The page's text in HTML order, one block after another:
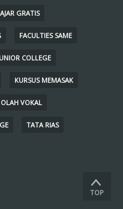
GRATIS
FACULTIES SAME
COLLEGE
KURSUS MEMASAK
OLAH VOKAL
TATA RIAS
TOP